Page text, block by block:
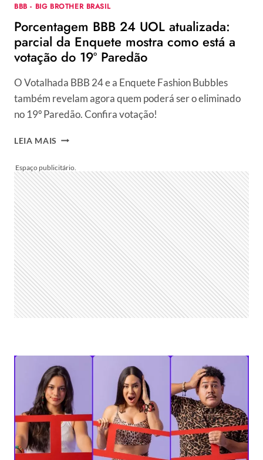
DAS
ENQUETES
ADIANTA
RESULTADO
DO
PAREDÃO
BBB - BIG BROTHER BRASIL
Porcentagem BBB 24 UOL atualizada:
parcial da Enquete mostra como está a
votação do 19º Paredão
O Votalhada BBB 24 e a Enquete Fashion Bubbles
também revelam agora quem poderá ser o eliminado
no 19º Paredão. Confira votação!
LEIA MAIS PORCENTAGEM
UOL
ATUALIZADA:
PARCIAL
DA
ENQUETE
MOSTRA
COMO
ESTÁ
A
VOTAÇÃO
DO
19º